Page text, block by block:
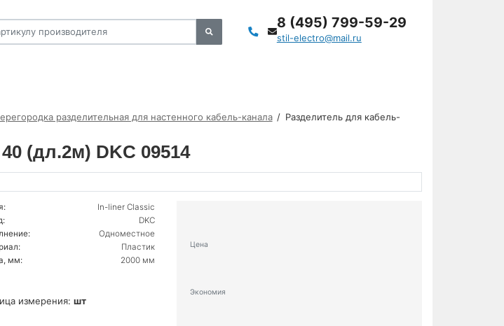
8 (495) 799-59-29
stil-electro@mail.ru
разделительная для настенного кабель-канала
Разделитель для кабель-
(дл.2м) DKC 09514
In-liner Classic
DKC
Одноместное
Пластик
мм:
2000 мм
измерения: шт
Цена
Экономия